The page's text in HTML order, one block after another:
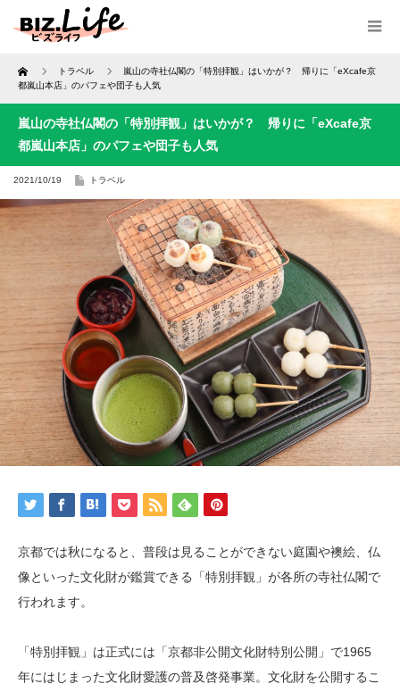
Home トラベル
嵐山の寺社仏閣の「特別拝観」はいかが？ 帰りに「eXcafe京
都嵐山本店」のパフェや団子も人気
嵐山の寺社仏閣の「特別拝観」はいかが？ 帰りに「eXcafe京
都嵐山本店」のパフェや団子も人気
2021/10/19 トラベル
京都では秋になると、普段は見ることができない庭園や襖絵、仏
像といった文化財が鑑賞できる「特別拝観」が各所の寺社仏閣で
行われます。
「特別拝観」は正式には「京都非公開文化財特別公開」で1965
年にはじまった文化財愛護の普及啓発事業。文化財を公開するこ